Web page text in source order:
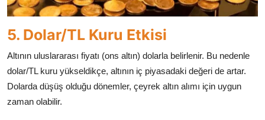
5. Dolar/TL Kuru Etkisi
Altının uluslararası fiyatı (ons altın) dolarla belirlenir. Bu nedenle
dolar/TL kuru yükseldikçe, altının iç piyasadaki değeri de artar.
Dolarda düşüş olduğu dönemler, çeyrek altın alımı için uygun
zaman olabilir.